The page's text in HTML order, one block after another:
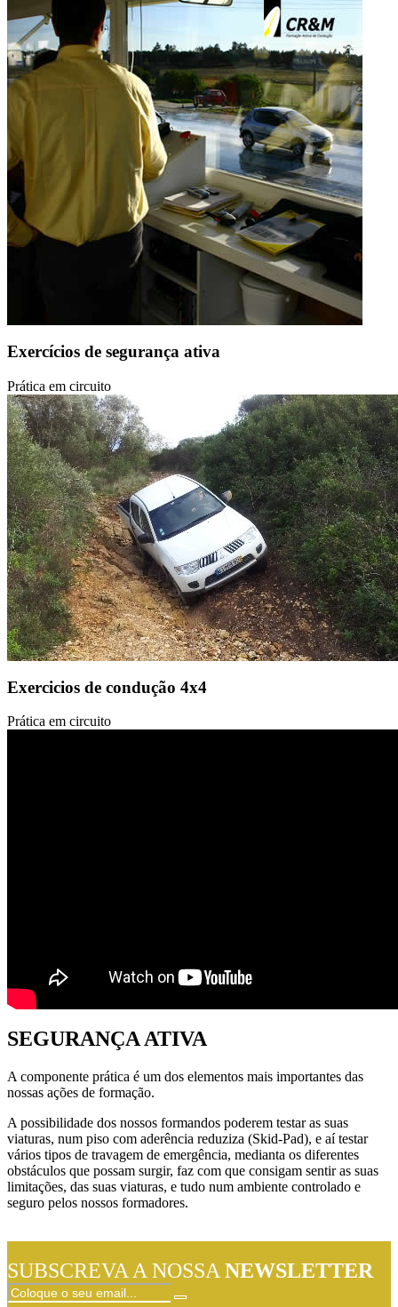
Exercícios de segurança ativa
Prática em circuito
Exercicios de condução 4x4
Prática em circuito
SEGURANÇA ATIVA
A componente prática é um dos elementos mais importantes das
nossas ações de formação.
A possibilidade dos nossos formandos poderem testar as suas
viaturas, num piso com aderência reduziza (Skid-Pad), e aí testar
vários tipos de travagem de emergência, medianta os diferentes
obstáculos que possam surgir, faz com que consigam sentir as suas
limitações, das suas viaturas, e tudo num ambiente controlado e
seguro pelos nossos formadores.
SUBSCREVA A NOSSA NEWSLETTER